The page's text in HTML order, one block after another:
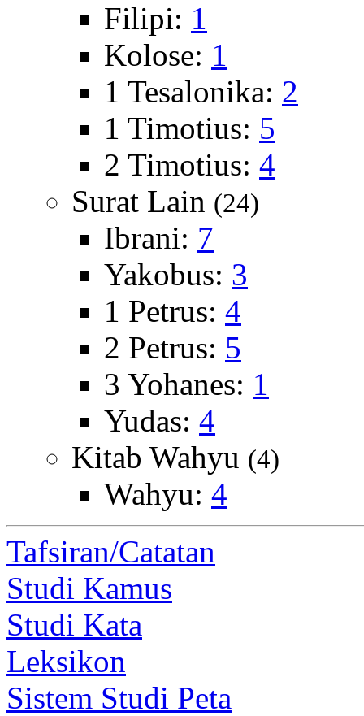
Filipi: 1
Kolose: 1
1 Tesalonika: 2
1 Timotius: 5
2 Timotius: 4
Surat Lain (24)
Ibrani: 7
Yakobus: 3
1 Petrus: 4
2 Petrus: 5
3 Yohanes: 1
Yudas: 4
Kitab Wahyu (4)
Wahyu: 4
Tafsiran/Catatan
Studi Kamus
Studi Kata
Leksikon
Sistem Studi Peta